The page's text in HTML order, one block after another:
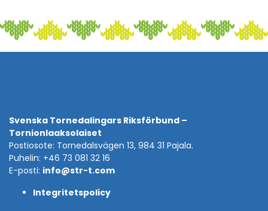
Svenska Tornedalingars Riksförbund –
Tornionlaaksolaiset
Postiosote: Tornedalsvägen 13, 984 31 Pajala.
Puhelin: +46 73 081 32 16
E-posti: info@str-t.com
Integritetspolicy